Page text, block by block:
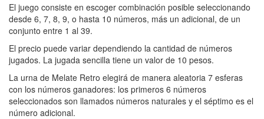
El juego consiste en escoger combinación posible seleccionando
desde 6, 7, 8, 9, o hasta 10 números, más un adicional, de un
conjunto entre 1 al 39.
El precio puede variar dependiendo la cantidad de números
jugados. La jugada sencilla tiene un valor de 10 pesos.
La urna de Melate Retro elegirá de manera aleatoria 7 esferas
con los números ganadores: los primeros 6 números
seleccionados son llamados números naturales y el séptimo es el
número adicional.